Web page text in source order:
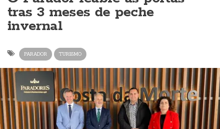
tras 3 meses de peche
invernal
PARADOR TURISMO